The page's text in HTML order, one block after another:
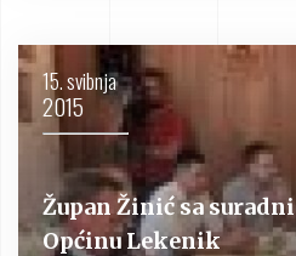
15. svibnja
2015
Župan Žinić sa
Općinu Lekenik